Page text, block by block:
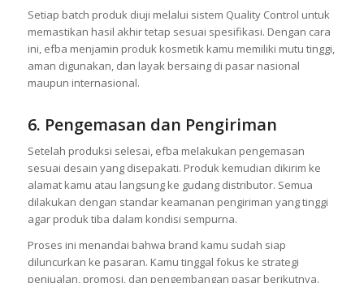
bahan baku, pencampuran, pengisian kemasan, hingga
pelabelan.
Setiap batch produk diuji melalui sistem Quality Control untuk
memastikan hasil akhir tetap sesuai spesifikasi. Dengan cara
maupun internasional.
6. Pengemasan dan Pengiriman
Setelah produksi selesai, efba melakukan pengemasan
sesuai desain yang disepakati. Produk kemudian dikirim ke
dilakukan dengan standar keamanan pengiriman yang tinggi
agar produk tiba dalam kondisi sempurna.